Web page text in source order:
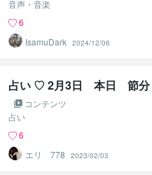
音声・音楽
6
IsamuDark 2024/12/06
占い ♡ 2月3日 本日 節
コンテンツ
占い
6
エリ 778
2023/02/03